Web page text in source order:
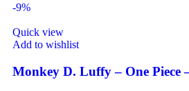
-9%
Quick view
Add to wishlist
Monkey D. Luffy – One Piece